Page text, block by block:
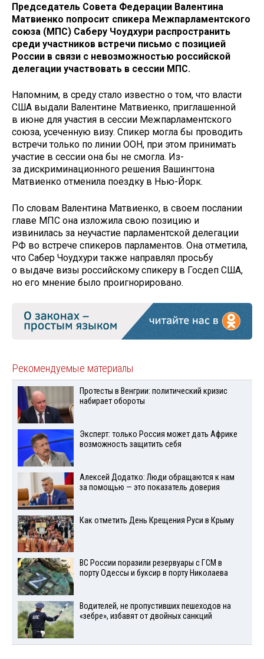
Председатель Совета Федерации Валентина
Матвиенко попросит спикера Межпарламентского
союза (МПС) Саберу Чоудхури распространить
среди участников встречи письмо с позицией
России в связи с невозможностью российской
делегации участвовать в сессии МПС.
Напомним, в среду стало известно о том, что власти
США выдали Валентине Матвиенко, приглашенной
в июне для участия в сессии Межпарламентского
союза, усеченную визу. Спикер могла бы проводить
встречи только по линии ООН, при этом принимать
участие в сессии она бы не смогла. Из-
за дискриминационного решения Вашингтона
Матвиенко отменила поездку в Нью-Йорк.
По словам Валентина Матвиенко, в своем послании
главе МПС она изложила свою позицию и
извинилась за неучастие парламентской делегации
РФ во встрече спикеров парламентов. Она отметила,
что Сабер Чоудхури также направлял просьбу
о выдаче визы российскому спикеру в Госдеп США,
но его мнение было проигнорировано.
Рекомендуемые материалы
Протесты в Венгрии: политический кризис
набирает обороты
Эксперт: только Россия может дать Африке
возможность защитить себя
Алексей Додатко: Люди обращаются к нам
за помощью — это показатель доверия
Как отметить День Крещения Руси в Крыму
ВС России поразили резервуары с ГСМ в
порту Одессы и буксир в порту Николаева
Водителей, не пропустивших пешеходов на
«зебре», избавят от двойных санкций